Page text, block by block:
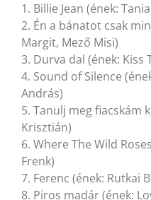
1. Billie Jean (ének:
2. Én a bánatot csak
Margit, Mező Misi)
3. Durva dal (ének: Kiss
4. Sound of Silence
András)
5. Tanulj meg fiacskám
Krisztián)
6. Where The Wild
Frenk)
7. Ferenc (ének: Rutkai
8. Piros madár (ének: